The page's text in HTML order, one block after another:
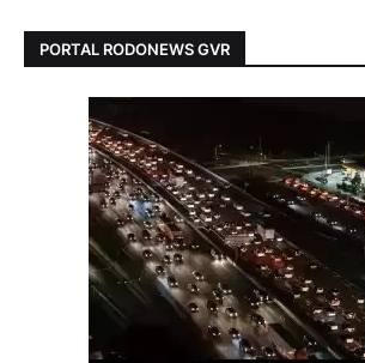
PORTAL RODONEWS GVR